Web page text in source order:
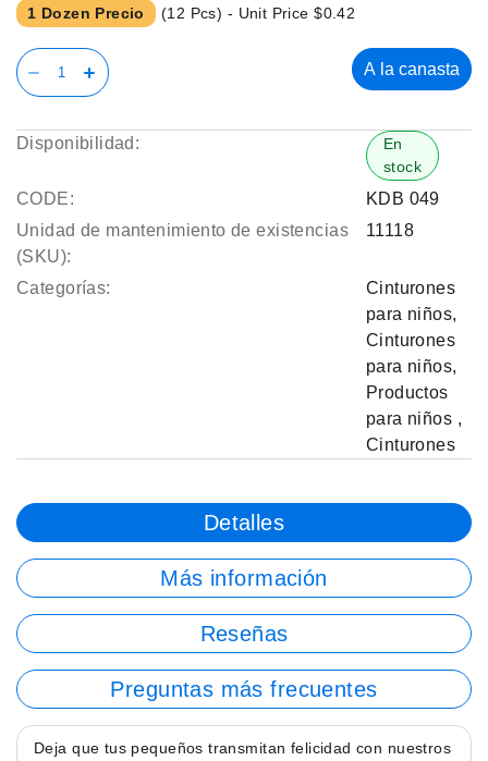
de1 Dozen Precio (12 Pcs) - Unit Price$0.42
A la canasta
Disponibilidad:
En
stock
CODE:
KDB 049
Unidad de mantenimiento de existencias
(SKU):
11118
Categorías:
Cinturones
para niños,
Cinturones
para niños,
Productos
para niños ,
Cinturones
Detalles
Más información
Reseñas
Preguntas más frecuentes
Deja que tus pequeños transmitan felicidad con nuestros